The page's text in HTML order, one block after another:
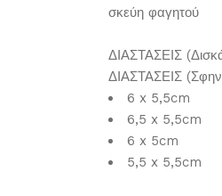
σκεύη φαγητού
ΔΙΑΣΤΑΣΕΙΣ
ΔΙΑΣΤΑΣΕΙΣ
6 x 5,5cm
6,5 x 5,5cm
6 x 5cm
5,5 x 5,5cm